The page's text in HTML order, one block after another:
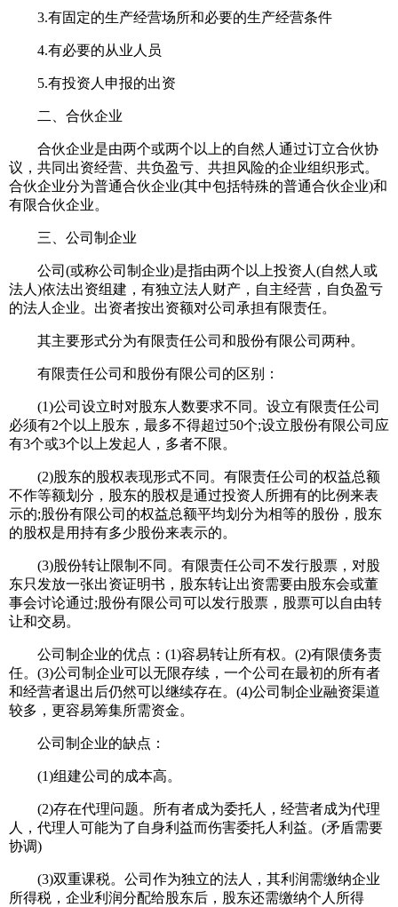
3.有固定的生产经营场所和必要的生产经营条件
4.有必要的从业人员
5.有投资人申报的出资
二、合伙企业
合伙企业是由两个或两个以上的自然人通过订立合伙协
议，共同出资经营、共负盈亏、共担风险的企业组织形式。
合伙企业分为普通合伙企业(其中包括特殊的普通合伙企业)和
有限合伙企业。
三、公司制企业
公司(或称公司制企业)是指由两个以上投资人(自然人或
法人)依法出资组建，有独立法人财产，自主经营，自负盈亏
的法人企业。出资者按出资额对公司承担有限责任。
其主要形式分为有限责任公司和股份有限公司两种。
有限责任公司和股份有限公司的区别：
(1)公司设立时对股东人数要求不同。设立有限责任公司
必须有2个以上股东，最多不得超过50个;设立股份有限公司应
有3个或3个以上发起人，多者不限。
(2)股东的股权表现形式不同。有限责任公司的权益总额
不作等额划分，股东的股权是通过投资人所拥有的比例来表
示的;股份有限公司的权益总额平均划分为相等的股份，股东
的股权是用持有多少股份来表示的。
(3)股份转让限制不同。有限责任公司不发行股票，对股
东只发放一张出资证明书，股东转让出资需要由股东会或董
事会讨论通过;股份有限公司可以发行股票，股票可以自由转
让和交易。
公司制企业的优点：(1)容易转让所有权。(2)有限债务责
任。(3)公司制企业可以无限存续，一个公司在最初的所有者
和经营者退出后仍然可以继续存在。(4)公司制企业融资渠道
较多，更容易筹集所需资金。
公司制企业的缺点：
(1)组建公司的成本高。
(2)存在代理问题。所有者成为委托人，经营者成为代理
人，代理人可能为了自身利益而伤害委托人利益。(矛盾需要
协调)
(3)双重课税。公司作为独立的法人，其利润需缴纳企业
所得税，企业利润分配给股东后，股东还需缴纳个人所得